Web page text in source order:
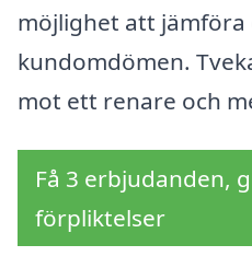
möjlighet att jämföra
kundomdömen.
mot ett renare och
Få 3 erbjudanden,
förpliktelser